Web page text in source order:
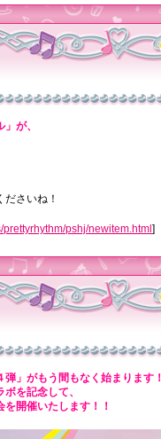
が、
さいね！
pshj/newitem.html ]
」がもう間もなく始まります！
を記念して、
開催いたします！！